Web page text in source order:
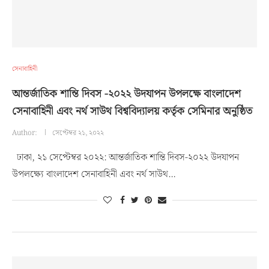
সেনাবাহিনী
আন্তর্জাতিক শান্তি দিবস -২০২২ উদযাপন উপলক্ষে বাংলাদেশ
সেনাবাহিনী এবং নর্থ সাউথ বিশ্ববিদ্যালয় কর্তৃক সেমিনার অনুষ্ঠিত
Author: সেপ্টেম্বর ২১, ২০২২
ঢাকা, ২১ সেপ্টেম্বর ২০২২: আন্তর্জাতিক শান্তি দিবস-২০২২ উদযাপন
উপলক্ষ্যে বাংলাদেশ সেনাবাহিনী এবং নর্থ সাউথ…